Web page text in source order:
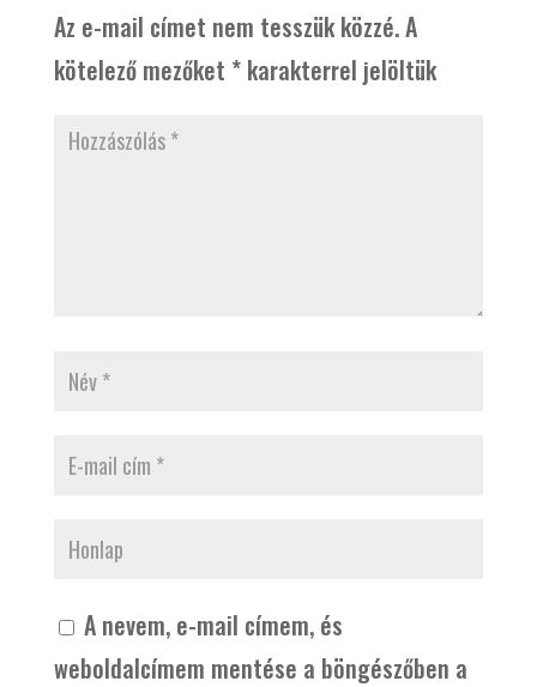
Az e-mail címet nem tesszük közzé.A
kötelező mezőket *karakterrel jelöltük
A nevem, e-mail címem, és
weboldalcímem mentése a böngészőben a